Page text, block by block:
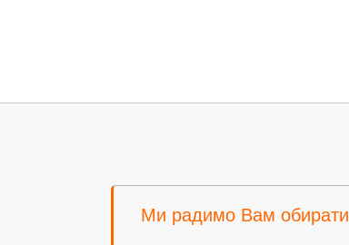
Ми радимо Вам обирати